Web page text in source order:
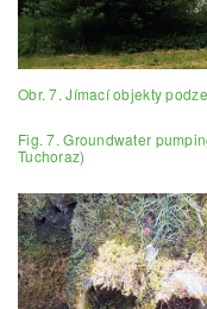
Obr. 7. Jímací objekty
Fig. 7. Groundwater
Tuchoraz)